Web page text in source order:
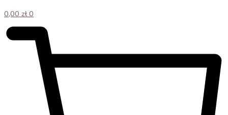
0,00 zł 0